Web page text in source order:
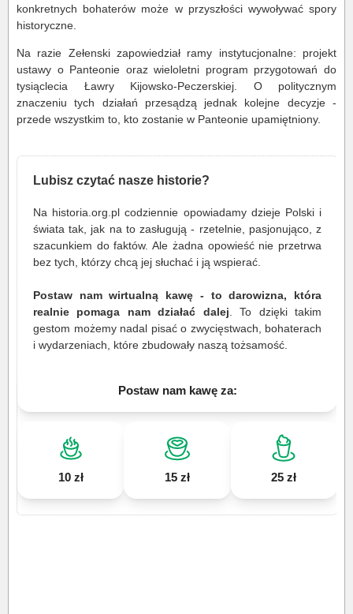
konkretnych bohaterów może w przyszłości wywoływać spory
historyczne.
Na razie Zełenski zapowiedział ramy instytucjonalne: projekt
ustawy o Panteonie oraz wieloletni program przygotowań do
tysiąclecia Ławry Kijowsko-Peczerskiej. O politycznym
znaczeniu tych działań przesądzą jednak kolejne decyzje -
przede wszystkim to, kto zostanie w Panteonie upamiętniony.
Lubisz czytać nasze historie?
Na historia.org.pl codziennie opowiadamy dzieje Polski i
świata tak, jak na to zasługują - rzetelnie, pasjonująco, z
szacunkiem do faktów. Ale żadna opowieść nie przetrwa
bez tych, którzy chcą jej słuchać i ją wspierać.
Postaw nam wirtualną kawę - to darowizna, która
realnie pomaga nam działać dalej . To dzięki takim
gestom możemy nadal pisać o zwycięstwach, bohaterach
i wydarzeniach, które zbudowały naszą tożsamość.
Postaw nam kawę za:
10 zł 15 zł 25 zł